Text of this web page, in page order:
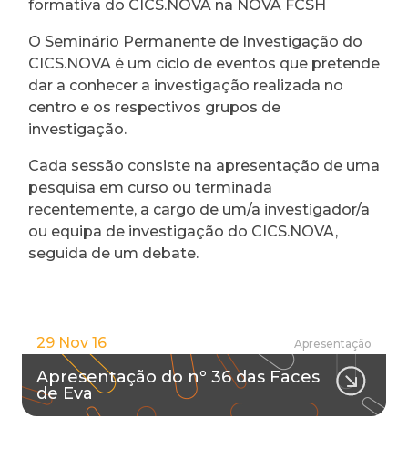
formativa do CICS.NOVA na NOVA FCSH
O Seminário Permanente de Investigação do
CICS.NOVA é um ciclo de eventos que pretende
dar a conhecer a investigação realizada no
centro e os respectivos grupos de
investigação.
Cada sessão consiste na apresentação de uma
pesquisa em curso ou terminada
recentemente, a cargo de um/a investigador/a
ou equipa de investigação do CICS.NOVA,
seguida de um debate.
29 Nov 16 Apresentação
Apresentação do nº 36 das Faces
de Eva